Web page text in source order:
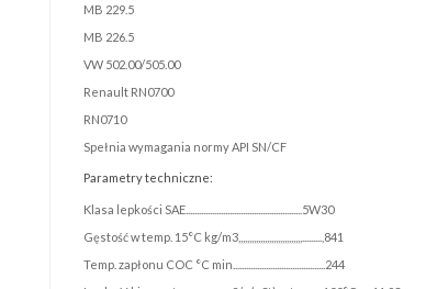
MB 229.5
MB 226.5
VW 502.00/505.00
Renault RN0700
RN0710
Spełnia wymagania normy API SN/CF
Parametry techniczne:
Klasa lepkości SAE.....................................................5W30
Gęstość w temp. 15°C kg/m3,,,,,,,,,,,,,,,,,,,,,,,,,,,,,.........,841
Temp. zapłonu COC °C min..........................................244